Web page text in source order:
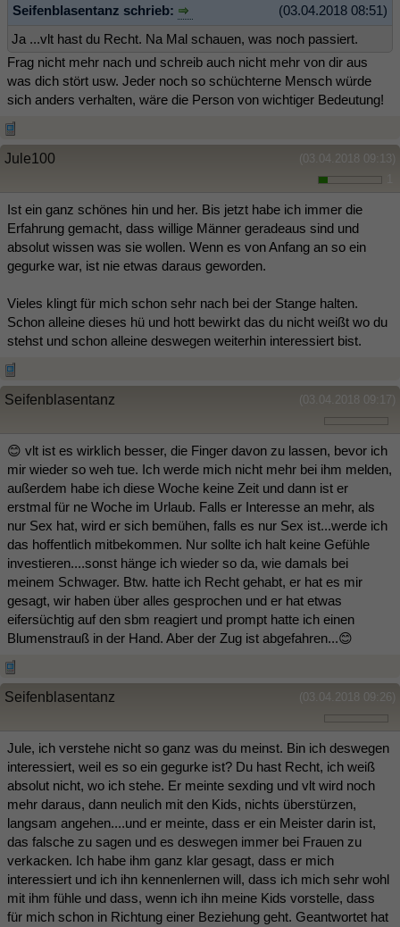
(03.04.2018 08:51)
Seifenblasentanz schrieb:
Ja ...vlt hast du Recht. Na Mal schauen, was noch passiert.
Frag nicht mehr nach und schreib auch nicht mehr von dir aus
was dich stört usw. Jeder noch so schüchterne Mensch würde
sich anders verhalten, wäre die Person von wichtiger Bedeutung!
(03.04.2018 09:13)
Jule100
Ist ein ganz schönes hin und her. Bis jetzt habe ich immer die
Erfahrung gemacht, dass willige Männer geradeaus sind und
absolut wissen was sie wollen. Wenn es von Anfang an so ein
gegurke war, ist nie etwas daraus geworden.
Vieles klingt für mich schon sehr nach bei der Stange halten.
Schon alleine dieses hü und hott bewirkt das du nicht weißt wo du
stehst und schon alleine deswegen weiterhin interessiert bist.
(03.04.2018 09:17)
Seifenblasentanz
😊 vlt ist es wirklich besser, die Finger davon zu lassen, bevor ich
mir wieder so weh tue. Ich werde mich nicht mehr bei ihm melden,
außerdem habe ich diese Woche keine Zeit und dann ist er
erstmal für ne Woche im Urlaub. Falls er Interesse an mehr, als
nur Sex hat, wird er sich bemühen, falls es nur Sex ist...werde ich
das hoffentlich mitbekommen. Nur sollte ich halt keine Gefühle
investieren....sonst hänge ich wieder so da, wie damals bei
meinem Schwager. Btw. hatte ich Recht gehabt, er hat es mir
gesagt, wir haben über alles gesprochen und er hat etwas
eifersüchtig auf den sbm reagiert und prompt hatte ich einen
Blumenstrauß in der Hand. Aber der Zug ist abgefahren...😊
(03.04.2018 09:26)
Seifenblasentanz
Jule, ich verstehe nicht so ganz was du meinst. Bin ich deswegen
interessiert, weil es so ein gegurke ist? Du hast Recht, ich weiß
absolut nicht, wo ich stehe. Er meinte sexding und vlt wird noch
mehr daraus, dann neulich mit den Kids, nichts überstürzen,
langsam angehen....und er meinte, dass er ein Meister darin ist,
das falsche zu sagen und es deswegen immer bei Frauen zu
verkacken. Ich habe ihm ganz klar gesagt, dass er mich
interessiert und ich ihn kennenlernen will, dass ich mich sehr wohl
mit ihm fühle und dass, wenn ich ihn meine Kids vorstelle, dass
für mich schon in Richtung einer Beziehung geht. Geantwortet hat